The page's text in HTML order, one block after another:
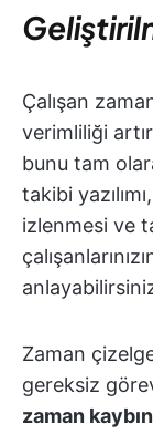
Çalışan
verimliliği
bunu tam
takibi
izlenmesi ve
Zaman
gereksiz
zaman